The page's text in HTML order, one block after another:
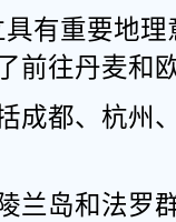
有重要地理
前往丹麦和
都、杭州
岛和法罗